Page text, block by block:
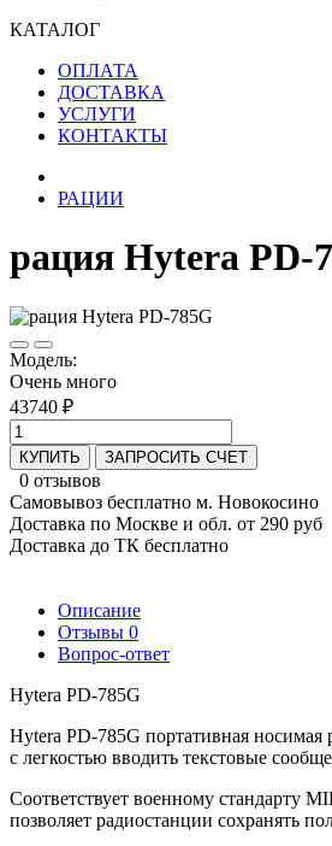
КАТАЛОГ
ОПЛАТА
ДОСТАВКА
УСЛУГИ
КОНТАКТЫ
РАЦИИ
рация Hytera PD-
Модель:
Очень много
43740 ₽
КУПИТЬ ЗАПРОСИТЬ СЧЕТ
0 отзывов
Самовывоз бесплатно м. Новокосино
Доставка по Москве и обл. от 290 руб
Доставка до ТК бесплатно
Описание
Отзывы 0
Вопрос-ответ
Hytera PD-785G
Hytera PD-785G портативная носимая
с легкостью вводить текстовые
Соответствует военному стандарту
позволяет радиостанции сохранять